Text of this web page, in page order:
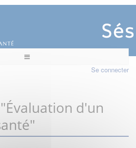
Se connecter
d'un